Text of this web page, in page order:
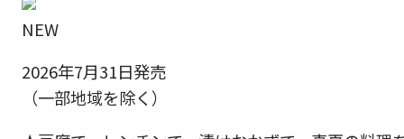
NEW
2026年7月31日発売
（一部地域を除く）